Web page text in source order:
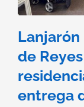
de
entrega